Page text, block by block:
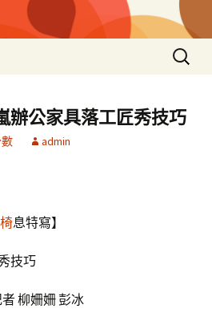
搜
尋
鍵
字:
辦公家具落工匠秀技巧
admin
息特寫】
技巧
柳姍姍 彭冰